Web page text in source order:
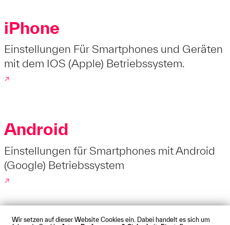
Wir setzen auf dieser Website Cookies ein. Dabei handelt es sich um
iPhone
Einstellungen Für Smartphones und Geräten
mit dem IOS (Apple) Betriebssystem.
↗
Android
Einstellungen für Smartphones mit Android
(Google) Betriebssystem
↗